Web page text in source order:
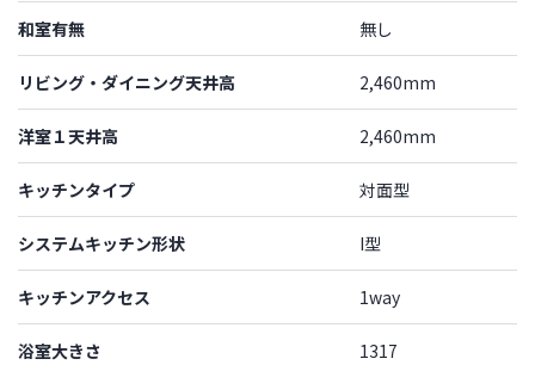
和室有無 無し
リビング・ダイニング天井高 2,460mm
洋室１天井高 2,460mm
キッチンタイプ 対面型
システムキッチン形状 I型
キッチンアクセス 1way
浴室大きさ 1317